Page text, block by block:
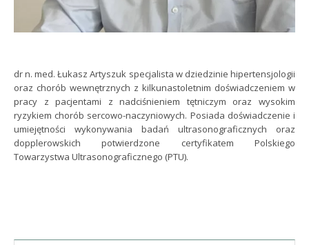
dr n. med. Łukasz Artyszuk specjalista w dziedzinie hipertensjologii
oraz chorób wewnętrznych z kilkunastoletnim doświadczeniem w
pracy z pacjentami z nadciśnieniem tętniczym oraz wysokim
ryzykiem chorób sercowo-naczyniowych. Posiada doświadczenie i
umiejętności wykonywania badań ultrasonograficznych oraz
dopplerowskich potwierdzone certyfikatem Polskiego
Towarzystwa Ultrasonograficznego (PTU).